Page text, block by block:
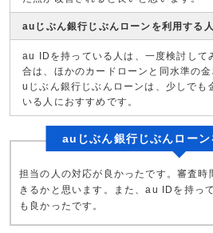
auじぶん銀行じぶんローンを利用する
au IDを持っている人は、一度検討して
合は、ほかのカードローンと同水準の
uじぶん銀行じぶんローンは、少しでも
いる人におすすめです。
auじぶん銀行じぶんローン
担当の人の対応が良かったです。審査時
きるかと思います。また、au IDを持っ
も良かったです。